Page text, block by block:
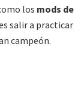
los mods de
salir a practicar
campeón.